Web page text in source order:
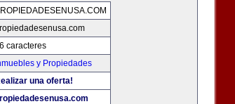
caracteres
y Propiedades
una oferta!